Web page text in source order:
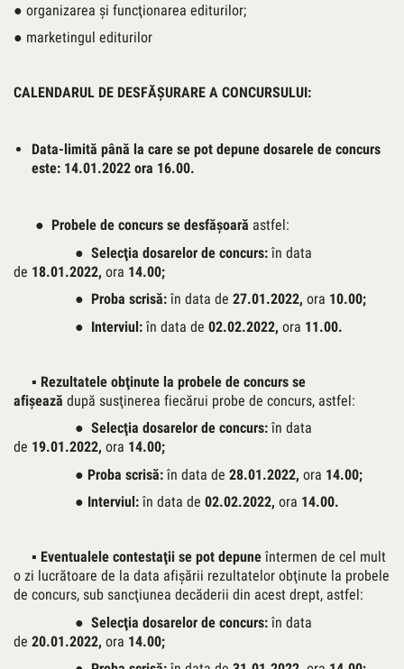
● organizarea şi funcţionarea editurilor;
● marketingul editurilor
CALENDARUL DE DESFĂŞURARE A CONCURSULUI:
Data-limită până la care se pot depune dosarele de concurs
este: 14.01.2022 ora 16.00.
● Probele de concurs se desfăşoară astfel:
● Selecţia dosarelor de concurs: în data
de 18.01.2022, ora 14.00;
● Proba scrisă: în data de 27.01.2022, ora 10.00;
● Interviul: în data de 02.02.2022, ora 11.00.
▪ Rezultatele obţinute la probele de concurs se
afişează după susţinerea fiecărui probe de concurs, astfel:
● Selecţia dosarelor de concurs: în data
de 19.01.2022, ora 14.00;
● Proba scrisă: în data de 28.01.2022, ora 14.00;
● Interviul: în data de 02.02.2022, ora 14.00.
▪ Eventualele contestaţii se pot depune întermen de cel mult
o zi lucrătoare de la data afişării rezultatelor obţinute la probele
de concurs, sub sancţiunea decăderii din acest drept, astfel:
● Selecţia dosarelor de concurs: în data
de 20.01.2022, ora 14.00;